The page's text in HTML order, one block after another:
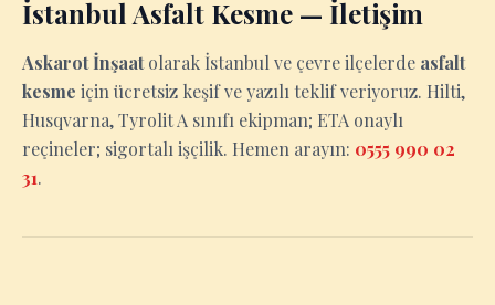
İstanbul Asfalt Kesme — İletişim
Askarot İnşaatolarak İstanbul ve çevre ilçelerde asfalt
kesme için ücretsiz keşif ve yazılı teklif veriyoruz. Hilti,
Husqvarna, Tyrolit A sınıfı ekipman; ETA onaylı
reçineler; sigortalı işçilik. Hemen arayın: 0555 990 02
31.